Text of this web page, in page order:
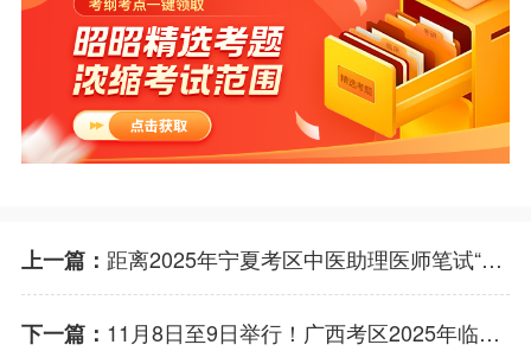
上一篇： 距离2025年宁夏考区中医助理医师笔试“一年两试”第二试开始还剩两天，各位考生需合理安排考试时间！
下一篇： 11月8日至9日举行！广西考区2025年临床助理医师资格考试“一年两试”第二试即将开始！